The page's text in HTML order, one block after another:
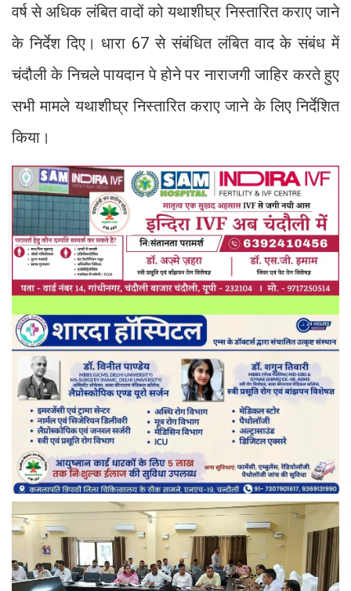
वर्ष से अधिक लंबित वादों को यथाशीघ्र निस्तारित कराए जाने
के निर्देश दिए। धारा 67 से संबंधित लंबित वाद के संबंध में
चंदौली के निचले पायदान पे होने पर नाराजगी जाहिर करते हुए
सभी मामले यथाशीघ्र निस्तारित कराए जाने के लिए निर्देशित
किया।